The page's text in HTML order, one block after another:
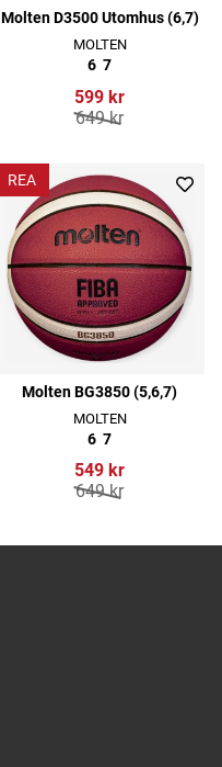
Molten D3500 Utomhus (6,7)
MOLTEN
6 7
599 kr
649 kr
REA
Molten BG3850 (5,6,7)
MOLTEN
6 7
549 kr
649 kr